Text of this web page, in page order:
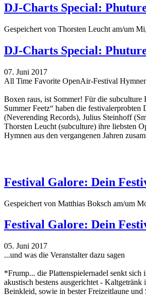
DJ-Charts Special:
Gespeichert von Thorsten Leucht am/um
DJ-Charts Special:
07. Juni 2017
All Time Favorite OpenAir-Festival
Boxen raus, ist Sommer! Für die subculture
Summer Feetz“ haben die festivalerprobten
(Neverending Records), Julius Steinhoff
Thorsten Leucht (subculture) ihre liebsten
Hymnen aus den vergangenen Jahren
Festival Galore: Dein
Gespeichert von Matthias Boksch am/um
Festival Galore: Dein
05. Juni 2017
...und was die Veranstalter dazu sagen
*Frump... die Plattenspielernadel senkt sich
akustisch bestens ausgerichtet -
Beinkleid, sowie in bester Freizeitlaune